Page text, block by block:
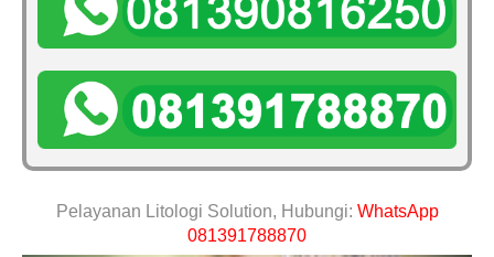
Pelayanan Litologi Solution, Hubungi: WhatsApp
081391788870